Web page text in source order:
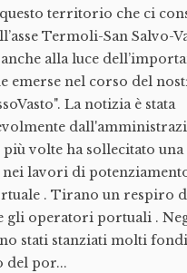
territorio che ci
Termoli-San Salvo-
alla luce
emerse nel corso del
La notizia è stata
più volte ha sollecitato una
nei lavori di
. Tirano un respiro
gli operatori portuali .
stati stanziati molti
del por...